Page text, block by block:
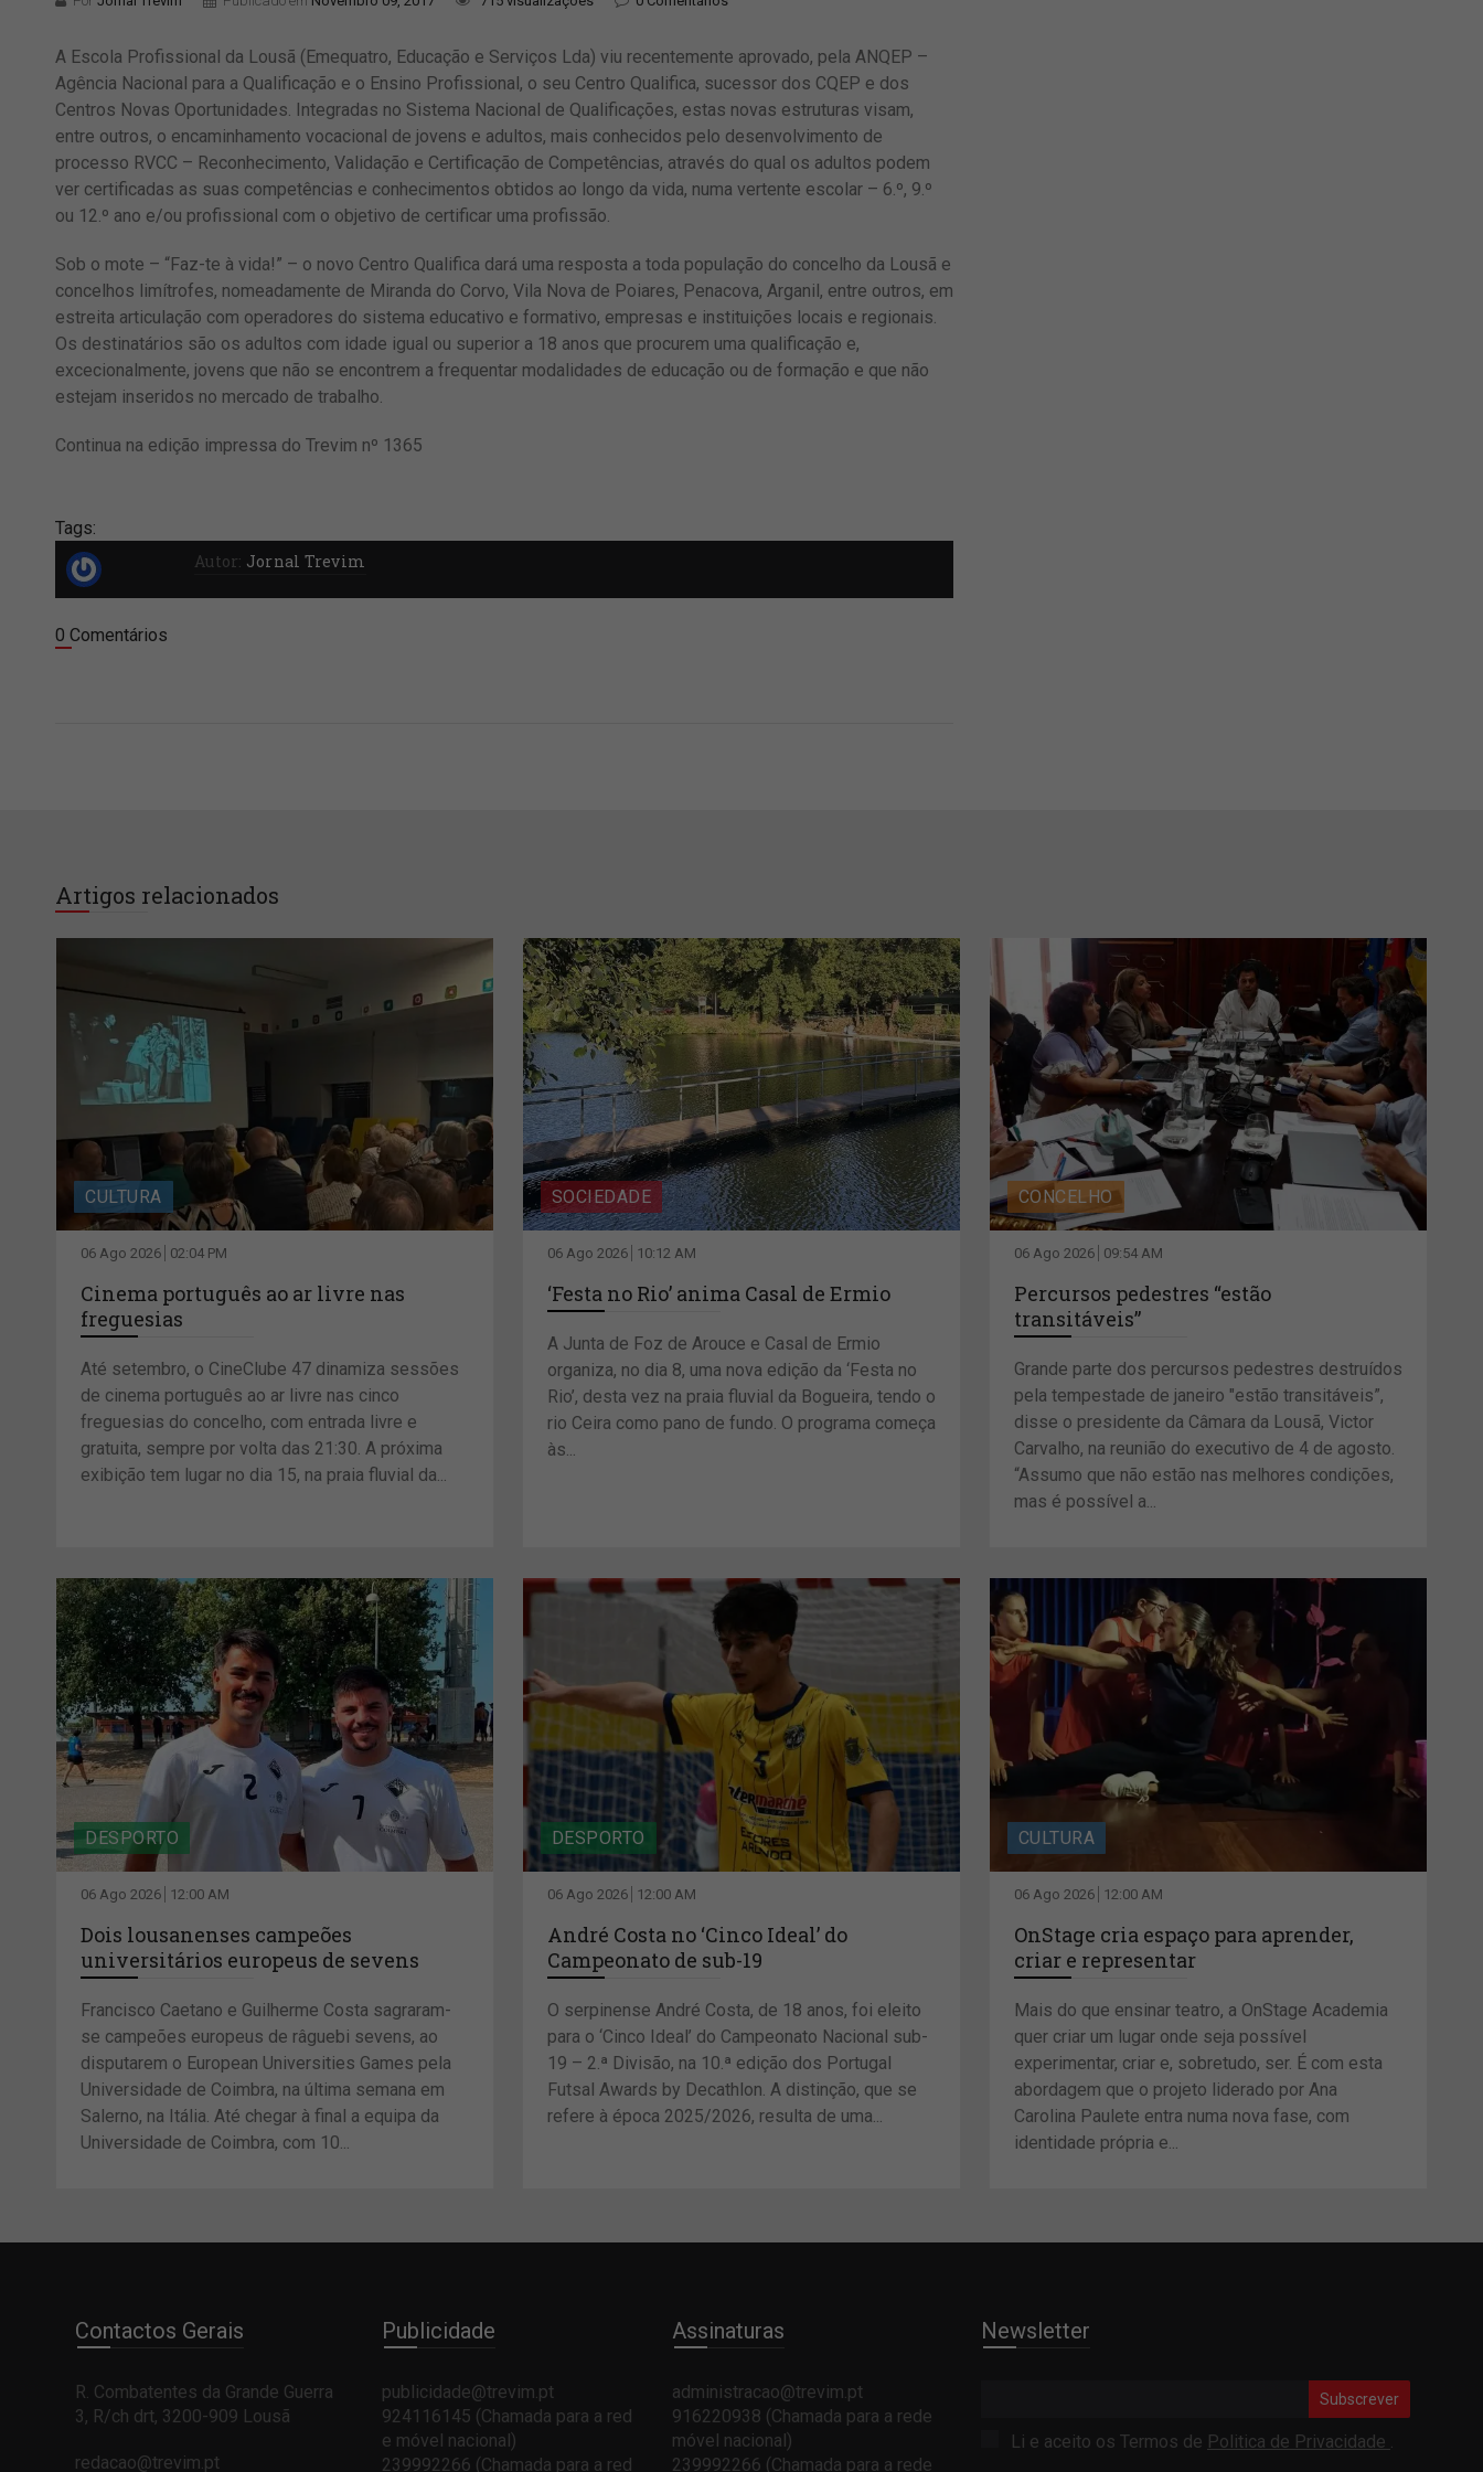
A Escola Profissional da Lousã (Emequatro, Educação e Serviços Lda) viu recentemente aprovado, pela ANQEP –
Agência Nacional para a Qualificação e o Ensino Profissional, o seu Centro Qualifica, sucessor dos CQEP e dos
Centros Novas Oportunidades. Integradas no Sistema Nacional de Qualificações, estas novas estruturas visam,
entre outros, o encaminhamento vocacional de jovens e adultos, mais conhecidos pelo desenvolvimento de
processo RVCC – Reconhecimento, Validação e Certificação de Competências, através do qual os adultos podem
ver certificadas as suas competências e conhecimentos obtidos ao longo da vida, numa vertente escolar – 6.º, 9.º
ou 12.º ano e/ou profissional com o objetivo de certificar uma profissão.
Sob o mote – “Faz-te à vida!” – o novo Centro Qualifica dará uma resposta a toda população do concelho da Lousã e
concelhos limítrofes, nomeadamente de Miranda do Corvo, Vila Nova de Poiares, Penacova, Arganil, entre outros, em
estreita articulação com operadores do sistema educativo e formativo, empresas e instituições locais e regionais.
Os destinatários são os adultos com idade igual ou superior a 18 anos que procurem uma qualificação e,
excecionalmente, jovens que não se encontrem a frequentar modalidades de educação ou de formação e que não
estejam inseridos no mercado de trabalho.
Continua na edição impressa do Trevim nº 1365
Tags:
Autor: Jornal Trevim
0 Comentários
Artigos relacionados
CULTURA
06 Ago 2026 02:04 PM
Cinema português ao ar livre nas
freguesias
Até setembro, o CineClube 47 dinamiza sessões
de cinema português ao ar livre nas cinco
freguesias do concelho, com entrada livre e
gratuita, sempre por volta das 21:30. A próxima
exibição tem lugar no dia 15, na praia fluvial da...
SOCIEDADE
06 Ago 2026 10:12 AM
‘Festa no Rio’ anima Casal de Ermio
A Junta de Foz de Arouce e Casal de Ermio
organiza, no dia 8, uma nova edição da ‘Festa no
Rio’, desta vez na praia fluvial da Bogueira, tendo o
rio Ceira como pano de fundo. O programa começa
às...
CONCELHO
06 Ago 2026 09:54 AM
Percursos pedestres “estão
transitáveis”
Grande parte dos percursos pedestres destruídos
pela tempestade de janeiro "estão transitáveis”,
disse o presidente da Câmara da Lousã, Victor
Carvalho, na reunião do executivo de 4 de agosto.
“Assumo que não estão nas melhores condições,
mas é possível a...
DESPORTO
06 Ago 2026 12:00 AM
Dois lousanenses campeões
universitários europeus de sevens
Francisco Caetano e Guilherme Costa sagraram-
se campeões europeus de râguebi sevens, ao
disputarem o European Universities Games pela
Universidade de Coimbra, na última semana em
Salerno, na Itália. Até chegar à final a equipa da
Universidade de Coimbra, com 10...
DESPORTO
06 Ago 2026 12:00 AM
André Costa no ‘Cinco Ideal’ do
Campeonato de sub-19
O serpinense André Costa, de 18 anos, foi eleito
para o ‘Cinco Ideal’ do Campeonato Nacional sub-
19 – 2.ª Divisão, na 10.ª edição dos Portugal
Futsal Awards by Decathlon. A distinção, que se
refere à época 2025/2026, resulta de uma...
CULTURA
06 Ago 2026 12:00 AM
OnStage cria espaço para aprender,
criar e representar
Mais do que ensinar teatro, a OnStage Academia
quer criar um lugar onde seja possível
experimentar, criar e, sobretudo, ser. É com esta
abordagem que o projeto liderado por Ana
Carolina Paulete entra numa nova fase, com
identidade própria e...
Contactos Gerais
R. Combatentes da Grande Guerra
3, R/ch drt, 3200-909 Lousã
redacao@trevim.pt
Publicidade
publicidade@trevim.pt
924116145 (Chamada para a red
e móvel nacional)
239992266 (Chamada para a red
Assinaturas
administracao@trevim.pt
916220938 (Chamada para a rede
móvel nacional)
239992266 (Chamada para a rede
Newsletter
Subscrever
Li e aceito os Termos de Politica de Privacidade